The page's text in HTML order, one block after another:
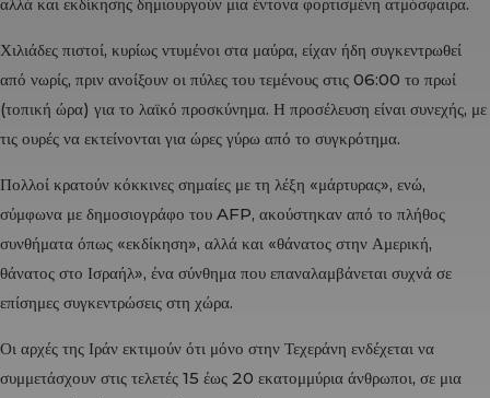
Χιλιάδες πιστοί, κυρίως ντυμένοι στα μαύρα, είχαν ήδη συγκεντρωθεί
από νωρίς, πριν ανοίξουν οι πύλες του τεμένους στις 06:00 το πρωί
(τοπική ώρα) για το λαϊκό προσκύνημα. Η προσέλευση είναι συνεχής, με
τις ουρές να εκτείνονται για ώρες γύρω από το συγκρότημα.
Πολλοί κρατούν κόκκινες σημαίες με τη λέξη «μάρτυρας», ενώ,
σύμφωνα με δημοσιογράφο του AFP, ακούστηκαν από το πλήθος
συνθήματα όπως «εκδίκηση», αλλά και «θάνατος στην Αμερική,
θάνατος στο Ισραήλ», ένα σύνθημα που επαναλαμβάνεται συχνά σε
επίσημες συγκεντρώσεις στη χώρα.
Οι αρχές της Ιράν εκτιμούν ότι μόνο στην Τεχεράνη ενδέχεται να
συμμετάσχουν στις τελετές 15 έως 20 εκατομμύρια άνθρωποι, σε μια